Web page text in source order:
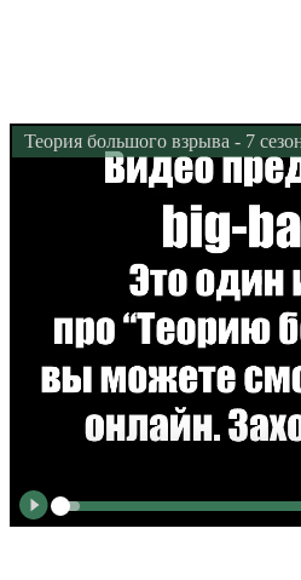
Теория большого взрыва - 7